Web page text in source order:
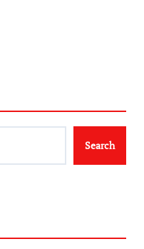
Search